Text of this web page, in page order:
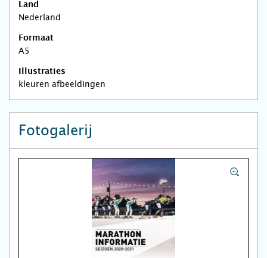
Land
Nederland
Formaat
A5
Illustraties
kleuren afbeeldingen
Fotogalerij